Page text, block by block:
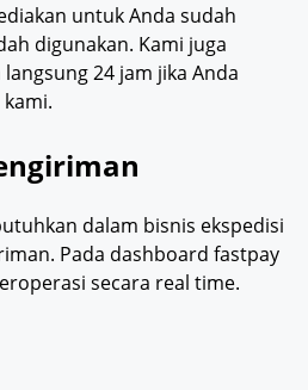
untuk Anda sudah
digunakan. Kami juga
24 jam jika Anda
dalam bisnis ekspedisi
Pada dashboard fastpay
secara real time.